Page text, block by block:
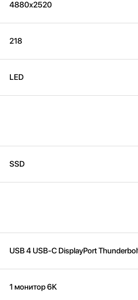
4880x2520
218
LED
SSD
USB 4 USB-C DisplayPort
1 монитор 6K